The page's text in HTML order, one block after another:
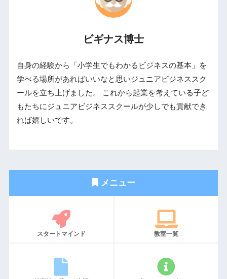
ビギナス博士
自身の経験から「小学生でもわかるビジネスの基本」を
学べる場所があればいいなと思いジュニアビジネススク
ールを立ち上げました。 これから起業を考えている子ど
もたちにジュニアビジネススクールが少しでも貢献でき
れば嬉しいです。
メニュー
スタートマインド 教室一覧